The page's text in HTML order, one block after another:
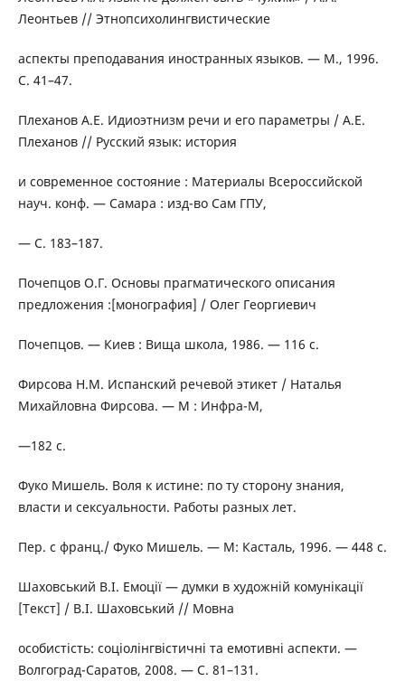
Леонтьев // Этнопсихолингвистические
аспекты преподавания иностранных языков. — М., 1996.
С. 41–47.
Плеханов А.Е. Идиоэтнизм речи и его параметры / А.Е.
Плеханов // Русский язык: история
и современное состояние : Материалы Всероссийской
науч. конф. — Самара : изд-во Сам ГПУ,
— С. 183–187.
Почепцов О.Г. Основы прагматического описания
предложения :[монография] / Олег Георгиевич
Почепцов. — Киев : Вища школа, 1986. — 116 с.
Фирсова Н.М. Испанский речевой этикет / Наталья
Михайловна Фирсова. — М : Инфра-М,
—182 с.
Фуко Мишель. Воля к истине: по ту сторону знания,
власти и сексуальности. Работы разных лет.
Пер. с франц./ Фуко Мишель. — М: Касталь, 1996. — 448 с.
Шаховський В.І. Емоції — думки в художній комунікації
[Текст] / В.І. Шаховський // Мовна
особистість: соціолінгвістичні та емотивні аспекти. —
Волгоград-Саратов, 2008. — С. 81–131.